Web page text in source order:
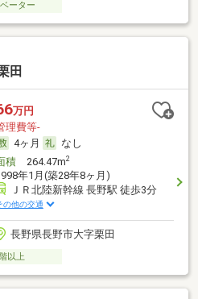
ーター
田
万円
理費等-
4ヶ月
なし
積264.47m2
年1月(築28年8ヶ月)
ＪＲ北陸新幹線 長野駅 徒歩3分
の他の交通
長野県長野市大字栗田
以上